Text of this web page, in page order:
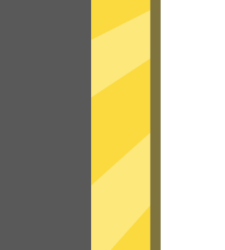
闪电般的
魔法上网加速器的服务
连“连接技术，只为速度